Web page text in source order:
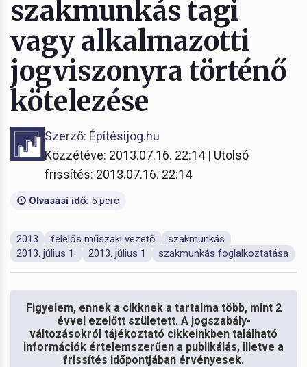
szakmunkás tagi
vagy alkalmazotti
jogviszonyra történő
kötelezése
Szerző: Építésijog.hu
Közzétéve: 2013.07.16. 22:14 | Utolsó
frissítés: 2013.07.16. 22:14
Olvasási idő: 5 perc
2013 felelős műszaki vezető
szakmunkás
2013. július 1.
2013. július 1 szakmunkás foglalkoztatása
Figyelem, ennek a cikknek a tartalma több, mint 2
évvel ezelőtt született. A jogszabály-
változásokról tájékoztató cikkeinkben található
információk értelemszerűen a publikálás, illetve a
frissítés időpontjában érvényesek.